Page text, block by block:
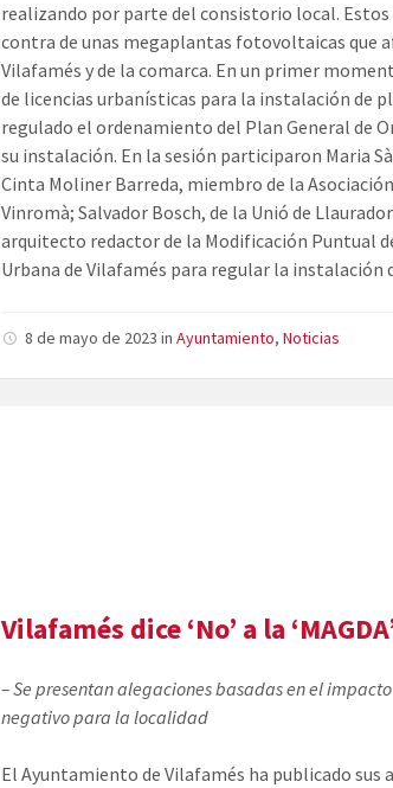
realizando por parte del consistorio local.
contra de unas megaplantas fotovoltaicas que
Vilafamés y de la comarca. En un primer
de licencias urbanísticas para la instalación de
regulado el ordenamiento del Plan General de
su instalación. En la sesión participaron Maria
Cinta Moliner Barreda, miembro de la
Vinromà; Salvador Bosch, de la Unió de
arquitecto redactor de la Modificación Puntual
Urbana de Vilafamés para regular la instalación
8 de mayo de 2023inAyuntamiento,Noticias
Vilafamés dice ‘No’ a la
– Se presentan alegaciones basadas en el
negativo para la localidad
El Ayuntamiento de Vilafamés ha publicado